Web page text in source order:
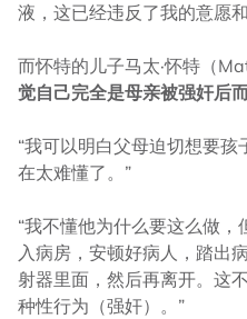
液，这已经违反了我的意愿
而怀特的儿子马太·怀特（
觉自己完全是母亲被强奸后
“我可以明白父母迫切想要
在太难懂了。”
“我不懂他为什么要这么做
入病房，安顿好病人，踏出
射器里面，然后再离开。这
种性行为（强奸）。”